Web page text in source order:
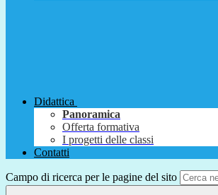
Didattica
Panoramica
Offerta formativa
I progetti delle classi
Contatti
Campo di ricerca per le pagine del sito